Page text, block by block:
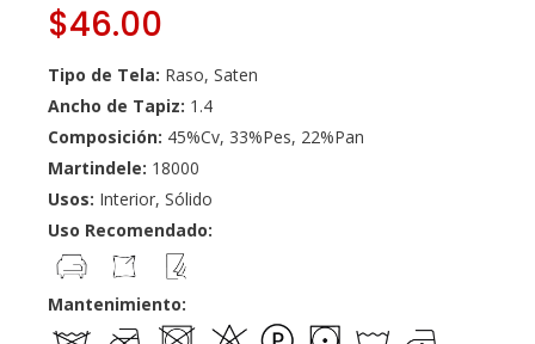
$46.00
Tipo de Tela: Raso, Saten
Ancho de Tapiz: 1.4
Composición: 45%Cv, 33%Pes, 22%Pan
Martindele: 18000
Usos: Interior, Sólido
Uso Recomendado:
Mantenimiento: